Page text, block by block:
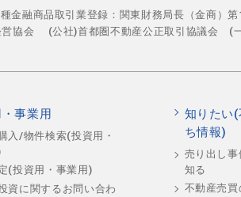
金融商品取引業登録：関東財務局長（金商）第
営協会
(公社)首都圏不動産公正取引協議会 (
事業用
入/物件検索(投資用・
(投資用・事業用)
資に関するお問い合わ
知りたい
ち情報)
売り出し
知る
不動産売買